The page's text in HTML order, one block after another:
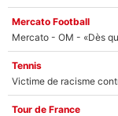
Mercato Football
Tennis
Tour de France